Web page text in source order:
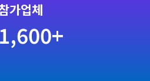
가업체
1,600+